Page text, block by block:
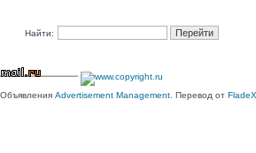
Найти:
Объявления Advertisement Management . Перевод от FladeX